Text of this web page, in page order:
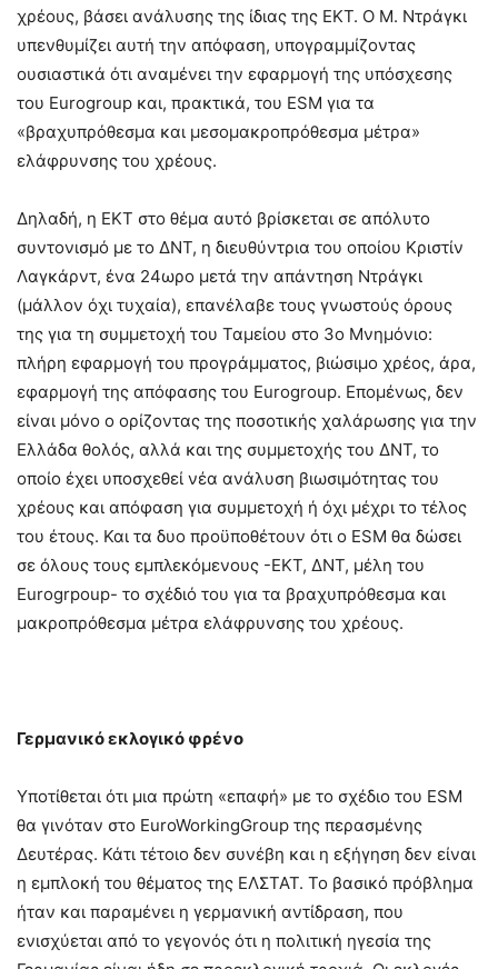
χρέους, βάσει ανάλυσης της ίδιας της ΕΚΤ. Ο Μ. Ντράγκι
υπενθυμίζει αυτή την απόφαση, υπογραμμίζοντας
ουσιαστικά ότι αναμένει την εφαρμογή της υπόσχεσης
του Eurogroup και, πρακτικά, του ESM για τα
«βραχυπρόθεσμα και μεσομακροπρόθεσμα μέτρα»
ελάφρυνσης του χρέους.
Δηλαδή, η ΕΚΤ στο θέμα αυτό βρίσκεται σε απόλυτο
συντονισμό με το ΔΝΤ, η διευθύντρια του οποίου Κριστίν
Λαγκάρντ, ένα 24ωρο μετά την απάντηση Ντράγκι
(μάλλον όχι τυχαία), επανέλαβε τους γνωστούς όρους
της για τη συμμετοχή του Ταμείου στο 3ο Μνημόνιο:
πλήρη εφαρμογή του προγράμματος, βιώσιμο χρέος, άρα,
εφαρμογή της απόφασης του Eurogroup. Επομένως, δεν
είναι μόνο ο ορίζοντας της ποσοτικής χαλάρωσης για την
Ελλάδα θολός, αλλά και της συμμετοχής του ΔΝΤ, το
οποίο έχει υποσχεθεί νέα ανάλυση βιωσιμότητας του
χρέους και απόφαση για συμμετοχή ή όχι μέχρι το τέλος
του έτους. Και τα δυο προϋποθέτουν ότι ο ESM θα δώσει
σε όλους τους εμπλεκόμενους -ΕΚΤ, ΔΝΤ, μέλη του
Eurogrpoup- το σχέδιό του για τα βραχυπρόθεσμα και
μακροπρόθεσμα μέτρα ελάφρυνσης του χρέους.
Γερμανικό εκλογικό φρένο
Υποτίθεται ότι μια πρώτη «επαφή» με το σχέδιο του ESM
θα γινόταν στο EuroWorkingGroup της περασμένης
Δευτέρας. Κάτι τέτοιο δεν συνέβη και η εξήγηση δεν είναι
η εμπλοκή του θέματος της ΕΛΣΤΑΤ. Το βασικό πρόβλημα
ήταν και παραμένει η γερμανική αντίδραση, που
ενισχύεται από το γεγονός ότι η πολιτική ηγεσία της